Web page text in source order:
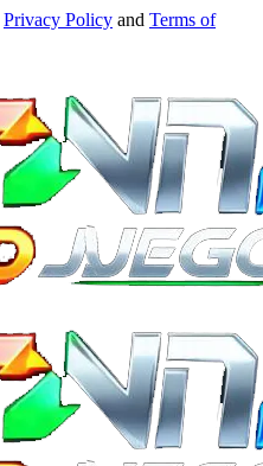
Privacy Policy and Terms of